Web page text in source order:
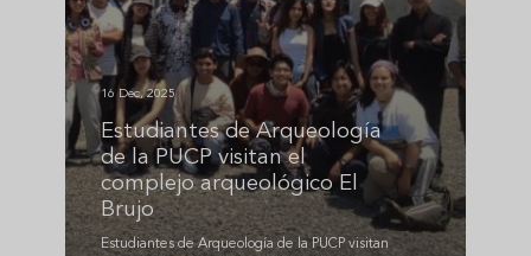
16 Dec, 2025
Estudiantes de Arqueología
de la PUCP visitan el
complejo arqueológico El
Brujo
Estudiantes de Arqueología de la PUCP visitan